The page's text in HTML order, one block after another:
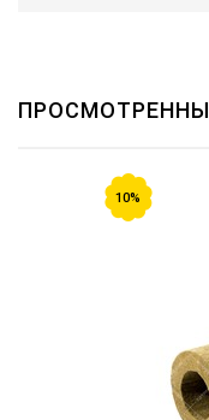
10%